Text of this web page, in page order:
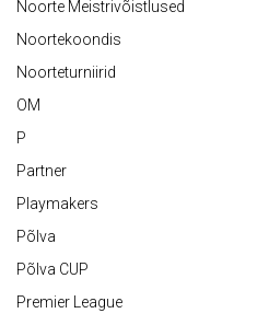
Noorte Meistrivõistlused
Noortekoondis
Noorteturniirid
OM
P
Partner
Playmakers
Põlva
Põlva CUP
Premier League